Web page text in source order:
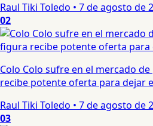
Raul Tiki Toledo • 7 de agosto de
02
Colo Colo sufre en el mercado
recibe potente oferta para dejar
Raul Tiki Toledo • 7 de agosto de
03